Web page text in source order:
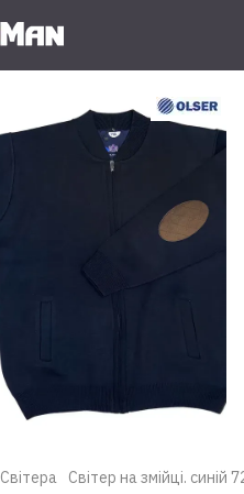
Світера Світер на змійці. синій